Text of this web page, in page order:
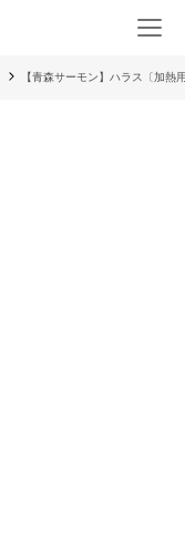
【青森サーモン】ハラス〔加熱